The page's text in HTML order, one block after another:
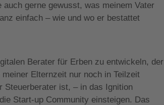
gerne gewusst, was meinem Vater
einfach – wie und wo er bestattet
Berater für Erben zu entwickeln, der
Elternzeit nur noch in Teilzeit
Steuerberater ist, – in das Ignition
Start-up Community einsteigen. Das